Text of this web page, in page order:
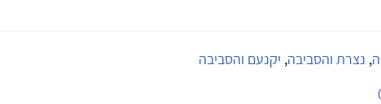
, נצרת והסביבה, יקנעם והסביבה